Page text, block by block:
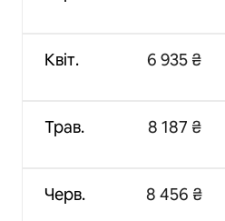
Квіт.
Трав.
Черв.
6 935 ₴
8 187 ₴
8 456 ₴